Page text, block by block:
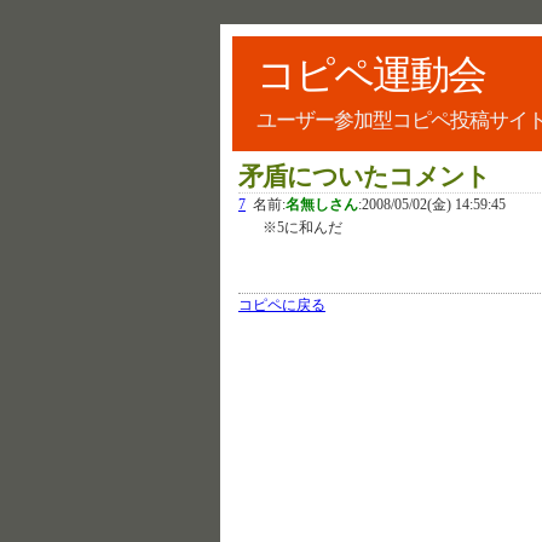
コピペ運動会
ユーザー参加型コピペ投稿サイ
矛盾についたコメント
7 名前:名無しさん:2008/05/02(金) 14:59:45
※5に和んだ
コピペに戻る